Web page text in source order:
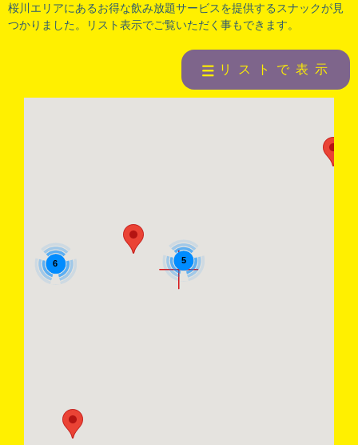
桜川エリアにあるお得な飲み放題サービスを提供するスナックが見
つかりました。リスト表示でご覧いただく事もできます。
リストで表示
5
6